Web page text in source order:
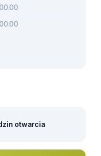
otwarcia